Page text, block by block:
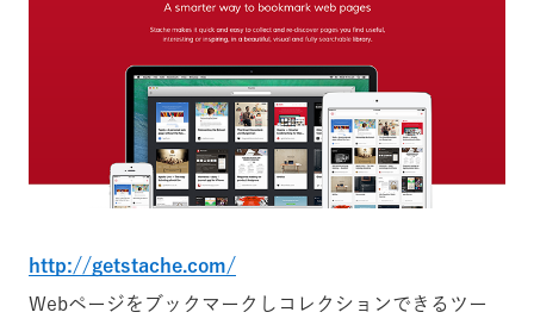
http://getstache.com/
Webページをブックマークしコレクションできるツー